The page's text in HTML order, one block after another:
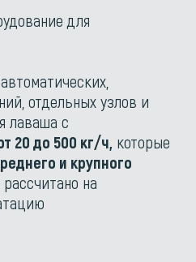
для
автоматических,
отдельных узлов и
лаваша с
20 до 500 кг/ч, которые
и крупного
на